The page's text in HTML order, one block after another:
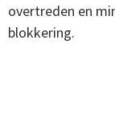
overtreden en
blokkering.